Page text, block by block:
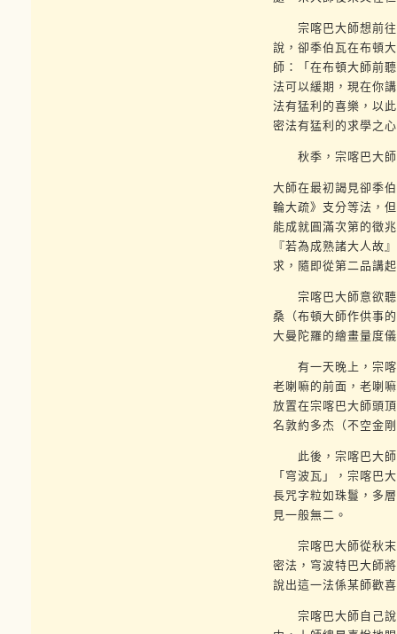
宗喀巴大師想前往
說，卻季伯瓦在布頓
師：「在布頓大師前
法可以緩期，現在你
法有猛利的喜樂，以
密法有猛利的求學之
秋季，宗喀巴大師
大師在最初謁見卻季
輪大疏》支分等法，
能成就圓滿次第的徵
『若為成熟諸大人故
求，隨即從第二品講
宗喀巴大師意欲聽
桑（布頓大師作供事
大曼陀羅的繪畫量度
有一天晚上，宗喀
老喇嘛的前面，老喇
放置在宗喀巴大師頭
名敦約多杰（不空金
此後，宗喀巴大師
「穹波瓦」，宗喀巴
長咒字粒如珠鬘，多
見一般無二。
宗喀巴大師從秋末
密法，穹波特巴大師
說出這一法係某師歡
宗喀巴大師自己說